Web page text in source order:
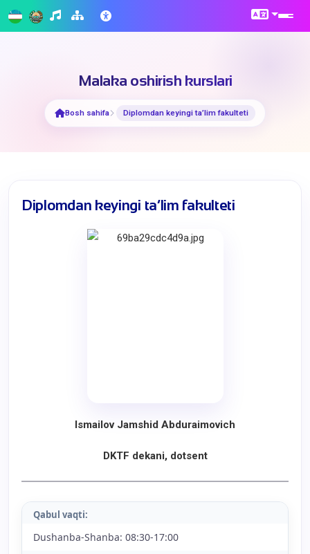
Malaka oshirish kurslari
Bosh sahifa Diplomdan keyingi ta’lim fakulteti
Diplomdan keyingi ta’lim fakulteti
Ismailov Jamshid Abduraimovich
DKTF dekani, dotsent
Qabul vaqti:
Dushanba-Shanba: 08:30-17:00